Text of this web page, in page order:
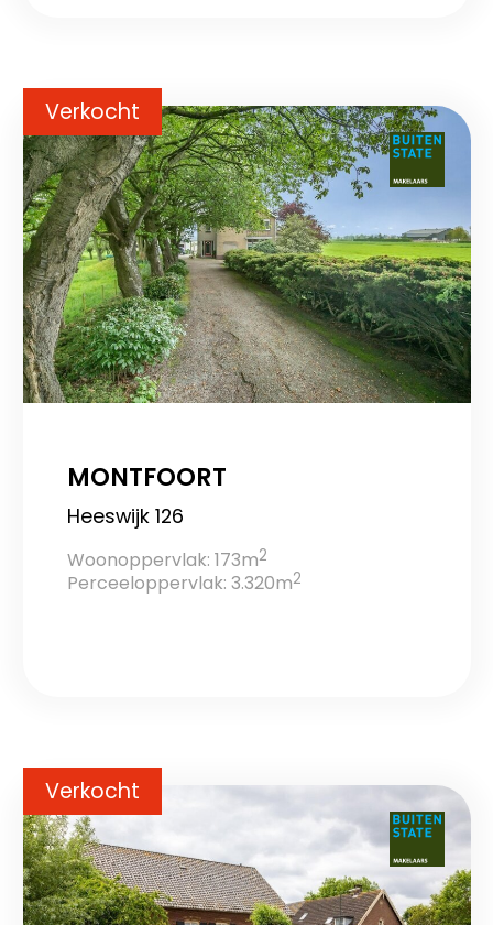
Verkocht
MONTFOORT
Heeswijk 126
Woonoppervlak: 173m2
Perceeloppervlak: 3.320m2
Verkocht